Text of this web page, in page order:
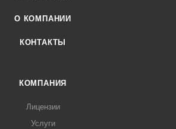
О КОМПАНИИ
КОНТАКТЫ
КОМПАНИЯ
Лицензии
Услуги